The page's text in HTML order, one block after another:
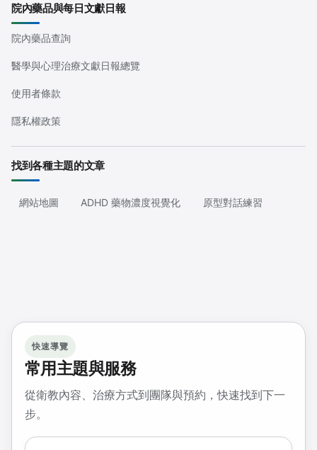
院內藥品與每日文獻日報
院內藥品查詢
醫學與心理治療文獻日報總覽
使用者條款
隱私權政策
找到各種主題的文章
網站地圖 ADHD 藥物濃度視覺化 原型對話練習
快速導覽
常用主題與服務
從衛教內容、治療方式到團隊與預約，快速找到下一
步。